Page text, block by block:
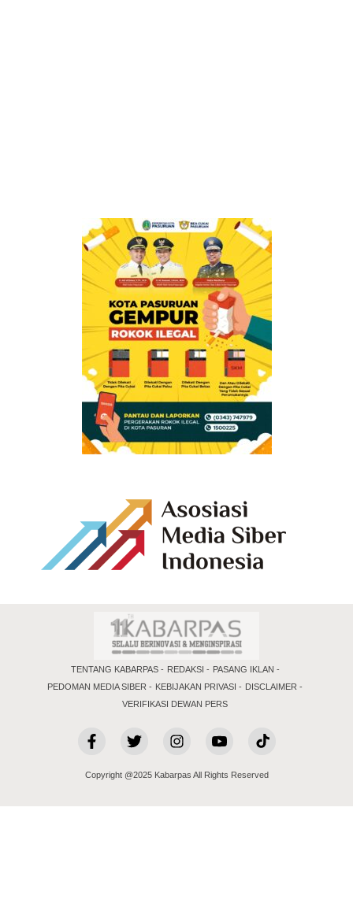
TENTANG KABARPAS REDAKSI
PASANG IKLAN
PEDOMAN MEDIA SIBER
KEBIJAKAN PRIVASI
DISCLAIMER
VERIFIKASI DEWAN PERS
Copyright @2025 Kabarpas All Rights Reserved